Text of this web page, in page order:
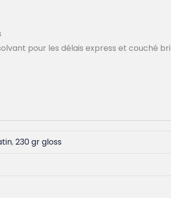
pour les délais express et couché
,230 gr gloss